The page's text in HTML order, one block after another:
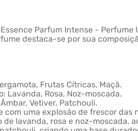
Parfum Intense -
destaca-se por sua
Frutas Cítricas, Maçã.
Lavanda, Rosa, Noz-moscada.
Vetiver, Patchouli.
com uma explosão de frescor
de lavanda, rosa e noz-moscada,